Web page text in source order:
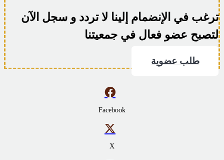
ترغب في الإنضمام إلينا لا تردد و سجل الآن
لتصبح عضو فعال في جمعيتنا
طلب عضوية
Facebook
X